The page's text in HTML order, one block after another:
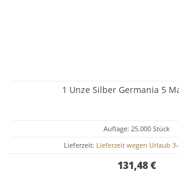
1 Unze Silber Germania 5
Auflage: 25.000 Stück
Lieferzeit: Lieferzeit wegen Urlaub
131,48 €